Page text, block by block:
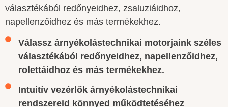
választékából redőnyeidhez, zsaluziáidhoz,
napellenzőidhez és más termékekhez.
Válassz árnyékolástechnikai motorjaink széles
választékából redőnyeidhez, napellenzőidhez,
rolettáidhoz és más termékekhez.
Intuitív vezérlők árnyékolástechnikai
rendszereid könnyed működtetéséhez